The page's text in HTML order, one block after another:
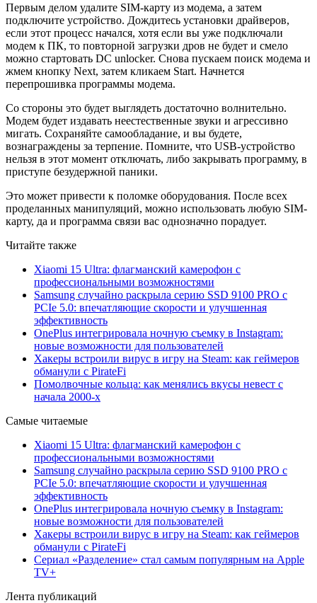
Первым делом удалите SIM-карту из модема, а затем
подключите устройство. Дождитесь установки драйверов,
если этот процесс начался, хотя если вы уже подключали
модем к ПК, то повторной загрузки дров не будет и смело
можно стартовать DC unlocker. Снова пускаем поиск модема и
жмем кнопку Next, затем кликаем Start. Начнется
перепрошивка программы модема.
Со стороны это будет выглядеть достаточно волнительно.
Модем будет издавать неестественные звуки и агрессивно
мигать. Сохраняйте самообладание, и вы будете,
вознаграждены за терпение. Помните, что USB-устройство
нельзя в этот момент отключать, либо закрывать программу, в
приступе безудержной паники.
Это может привести к поломке оборудования. После всех
проделанных манипуляций, можно использовать любую SIM-
карту, да и программа связи вас однозначно порадует.
Читайте также
Xiaomi 15 Ultra: флагманский камерофон с
профессиональными возможностями
Samsung случайно раскрыла серию SSD 9100 PRO с
PCIe 5.0: впечатляющие скорости и улучшенная
эффективность
OnePlus интегрировала ночную съемку в Instagram:
новые возможности для пользователей
Хакеры встроили вирус в игру на Steam: как геймеров
обманули с PirateFi
Помолвочные кольца: как менялись вкусы невест с
начала 2000-х
Самые читаемые
Xiaomi 15 Ultra: флагманский камерофон с
профессиональными возможностями
Samsung случайно раскрыла серию SSD 9100 PRO с
PCIe 5.0: впечатляющие скорости и улучшенная
эффективность
OnePlus интегрировала ночную съемку в Instagram:
новые возможности для пользователей
Хакеры встроили вирус в игру на Steam: как геймеров
обманули с PirateFi
Сериал «Разделение» стал самым популярным на Apple
TV+
Лента публикаций